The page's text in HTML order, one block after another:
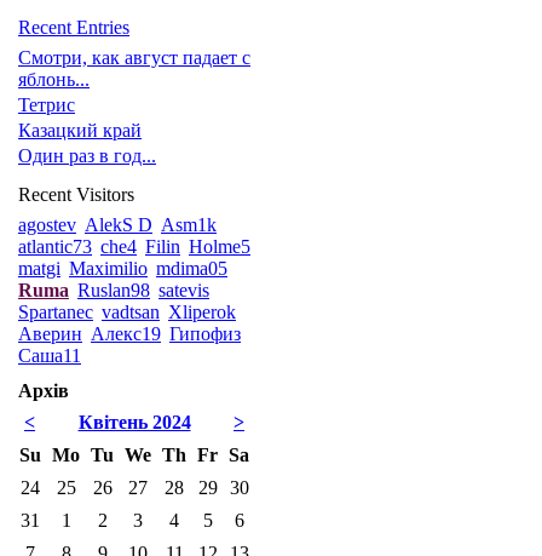
Recent Entries
Смотри, как август падает с
яблонь...
Тетрис
Казацкий край
Один раз в год...
Recent Visitors
agostev AlekS D Asm1k
atlantic73 che4 Filin Holme5
matgi Maximilio mdima05
Ruma Ruslan98 satevis
Spartanec vadtsan Xliperok
Аверин Алекс19 Гипофиз
Саша11
Архів
<
>
Квітень 2024
Su Mo Tu We Th Fr Sa
24
25 26 27 28 29
30
31
1 2 3 4 5
6